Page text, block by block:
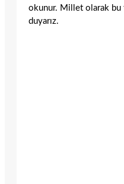
okunur. Millet olarak bu
duyarız.